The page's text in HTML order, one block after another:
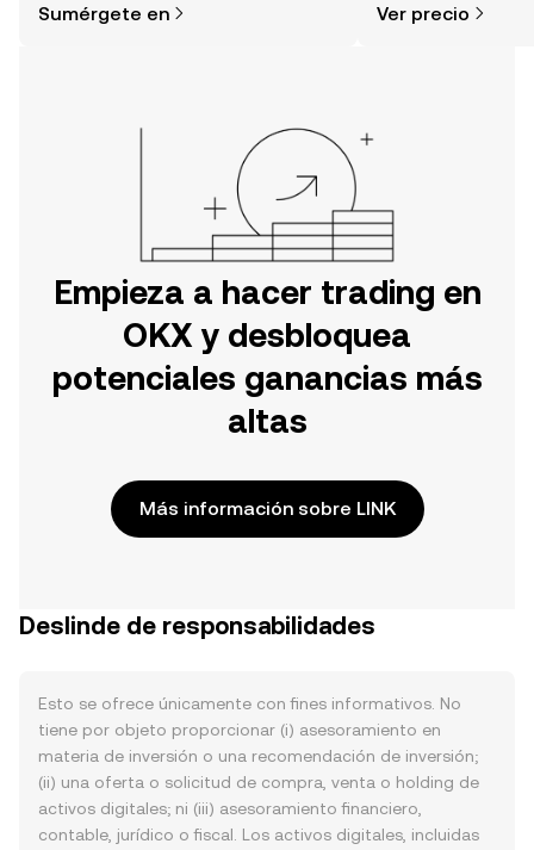
tu aventura en la aplicación móvil de
Sumérgete en Ver precio
Empieza a hacer trading en
OKX y desbloquea
potenciales ganancias más
altas
Más información sobre LINK
Deslinde de responsabilidades
Esto se ofrece únicamente con fines informativos. No
tiene por objeto proporcionar (i) asesoramiento en
materia de inversión o una recomendación de inversión;
(ii) una oferta o solicitud de compra, venta o holding de
activos digitales; ni (iii) asesoramiento financiero,
contable, jurídico o fiscal. Los activos digitales, incluidas